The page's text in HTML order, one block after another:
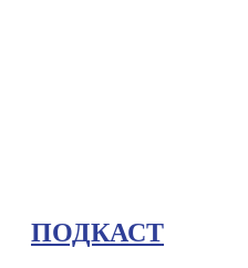
ПОДКАСТ